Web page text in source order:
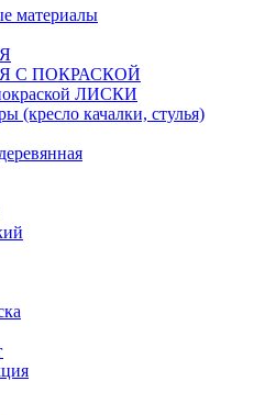
материалы
С ПОКРАСКОЙ
ЛИСКИ
(кресло качалки, стулья)